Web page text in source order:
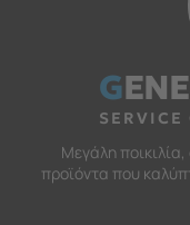
G
Μεγάλη
προϊόντα που